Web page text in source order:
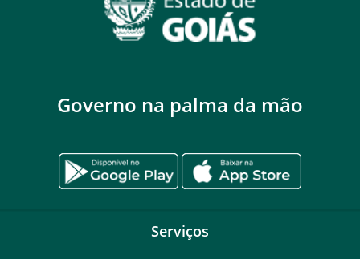
Governo na palma da mão
Serviços